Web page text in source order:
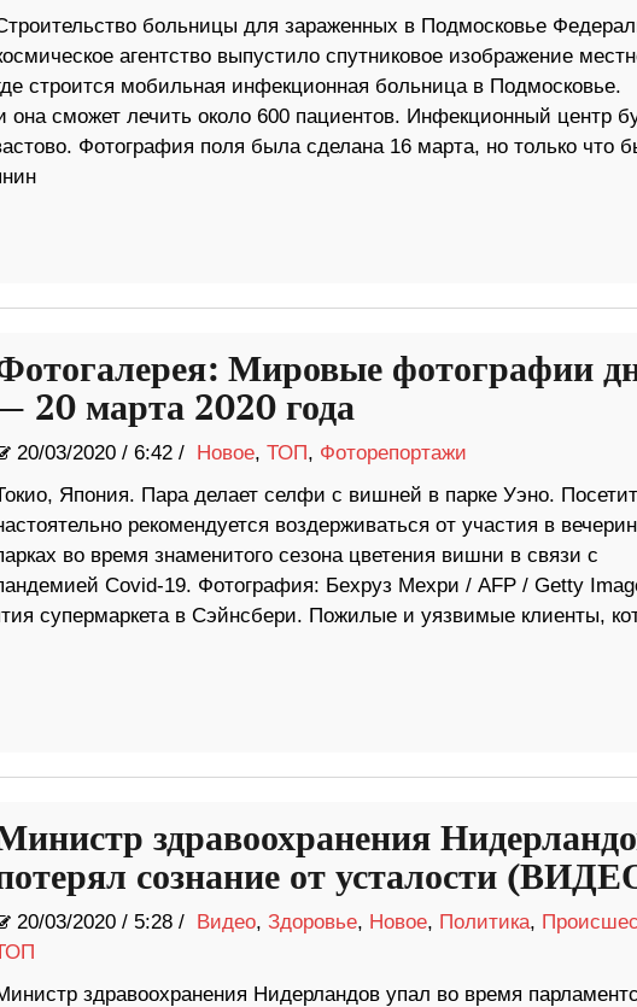
больницы для зараженных в Подмосковье
агентство выпустило спутниковое изображение
строится мобильная инфекционная больница в Подмосковье.
сможет лечить около 600 пациентов. Инфекционный центр
Фотография поля была сделана 16 марта, но только что
Мировые фотографии
20 марта 2020 года
20/03/2020/ 6:42 / Новое, ТОП, Фоторепортажи
Япония. Пара делает селфи с вишней в парке Уэно.
рекомендуется воздерживаться от участия в
во время знаменитого сезона цветения вишни в связи с
Covid-19. Фотография: Бехруз Мехри / AFP / Getty
супермаркета в Сэйнсбери. Пожилые и уязвимые клиенты,
здравоохранения
сознание от усталости
20/03/2020/ 5:28 / Видео, Здоровье, Новое, Политика,
здравоохранения Нидерландов упал во время